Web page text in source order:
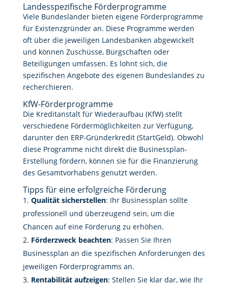
Landesspezifische Förderprogramme
Viele Bundesländer bieten eigene Förderprogramme
für Existenzgründer an. Diese Programme werden
oft über die jeweiligen Landesbanken abgewickelt
und können Zuschüsse, Bürgschaften oder
Beteiligungen umfassen. Es lohnt sich, die
spezifischen Angebote des eigenen Bundeslandes zu
recherchieren.
KfW-Förderprogramme
Die Kreditanstalt für Wiederaufbau (KfW) stellt
verschiedene Fördermöglichkeiten zur Verfügung,
darunter den ERP-Gründerkredit (StartGeld). Obwohl
diese Programme nicht direkt die Businessplan-
Erstellung fördern, können sie für die Finanzierung
des Gesamtvorhabens genutzt werden.
Tipps für eine erfolgreiche Förderung
Qualität sicherstellen: Ihr Businessplan sollte
professionell und überzeugend sein, um die
Chancen auf eine Förderung zu erhöhen.
Förderzweck beachten: Passen Sie Ihren
Businessplan an die spezifischen Anforderungen des
jeweiligen Förderprogramms an.
Rentabilität aufzeigen: Stellen Sie klar dar, wie Ihr